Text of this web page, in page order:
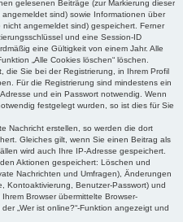
gelesenen Beiträge (zur Markierung dieser
sind) sowie Informationen über
angemeldet sind) gespeichert. Ferner
und eine Session-ID
eine Gültigkeit von einem Jahr. Alle
„Alle Cookies löschen“ löschen.
die Sie bei der Registrierung, in Ihrem Profil
Für die Registrierung sind mindestens ein
und ein Passwort notwendig. Wenn
festgelegt wurden, so ist dies für Sie
Nachricht erstellen, so werden die dort
Gleiches gilt, wenn Sie einen Beitrag als
wird auch Ihre IP-Adresse gespeichert.
Aktionen gespeichert: Löschen und
Nachrichten und Umfragen), Änderungen
Kontoaktivierung, Benutzer-Passwort) und
Browser übermittelte Browser-
„Wer ist online?“-Funktion angezeigt und